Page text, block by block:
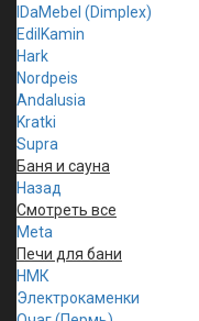
IDaMebel (Dimplex)
EdilKamin
Hark
Nordpeis
Andalusia
Kratki
Supra
Баня и сауна
Назад
Смотреть все
Meta
Печи для бани
НМК
Электрокаменки